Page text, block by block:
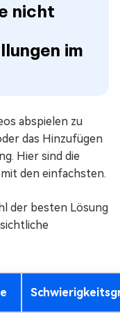
nicht
im
abspielen zu
das Hinzufügen
Hier sind die
den einfachsten.
der besten Lösung